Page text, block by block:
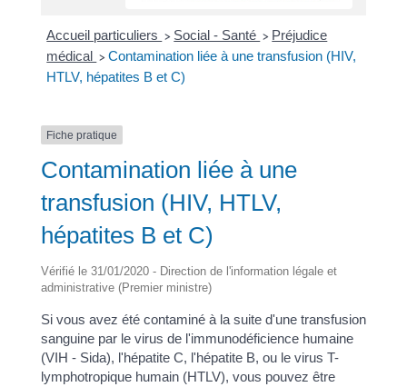
Accueil particuliers > Social - Santé > Préjudice
médical > Contamination liée à une transfusion (HIV,
HTLV, hépatites B et C)
Fiche pratique
Contamination liée à une
transfusion (HIV, HTLV,
hépatites B et C)
Vérifié le 31/01/2020 - Direction de l'information légale et
administrative (Premier ministre)
Si vous avez été contaminé à la suite d'une transfusion
sanguine par le virus de l'immunodéficience humaine
(VIH - Sida), l'hépatite C, l'hépatite B, ou le virus T-
lymphotropique humain (HTLV), vous pouvez être